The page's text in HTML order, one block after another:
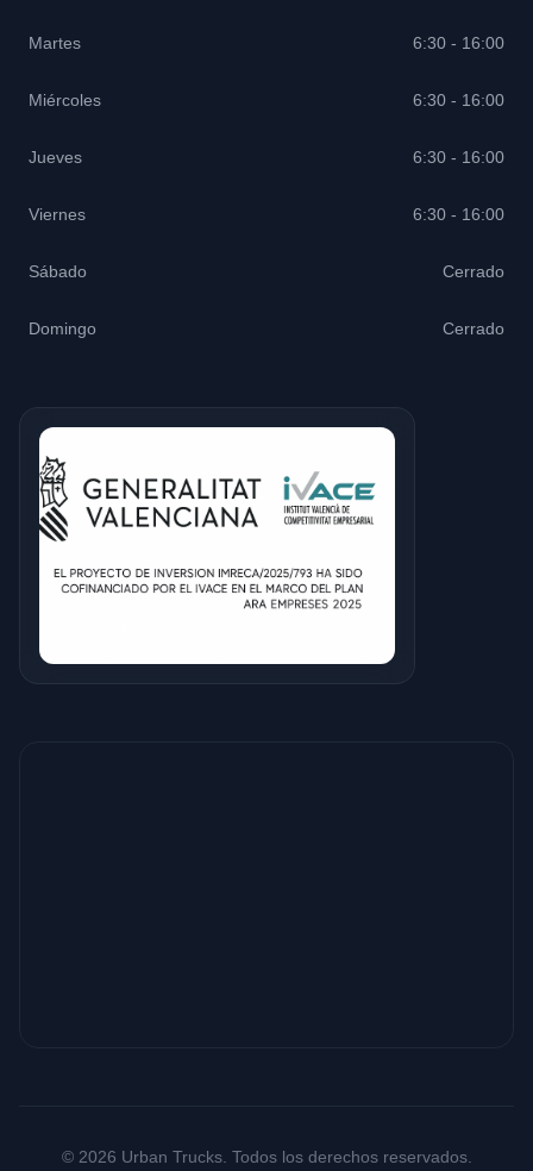
Martes 6:30 - 16:00
Miércoles 6:30 - 16:00
Jueves 6:30 - 16:00
Viernes 6:30 - 16:00
Sábado Cerrado
Domingo Cerrado
© 2026 Urban Trucks. Todos los derechos reservados.